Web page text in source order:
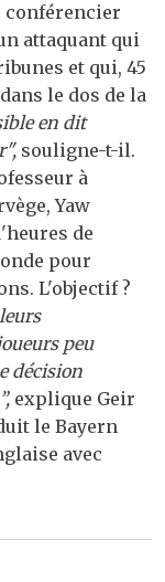
conférencier
attaquant qui
et qui, 45
le dos de la
en dit
souligne-t-il.
à
Yaw
de
pour
L'objectif ?
peu
décision
explique Geir
le Bayern
avec